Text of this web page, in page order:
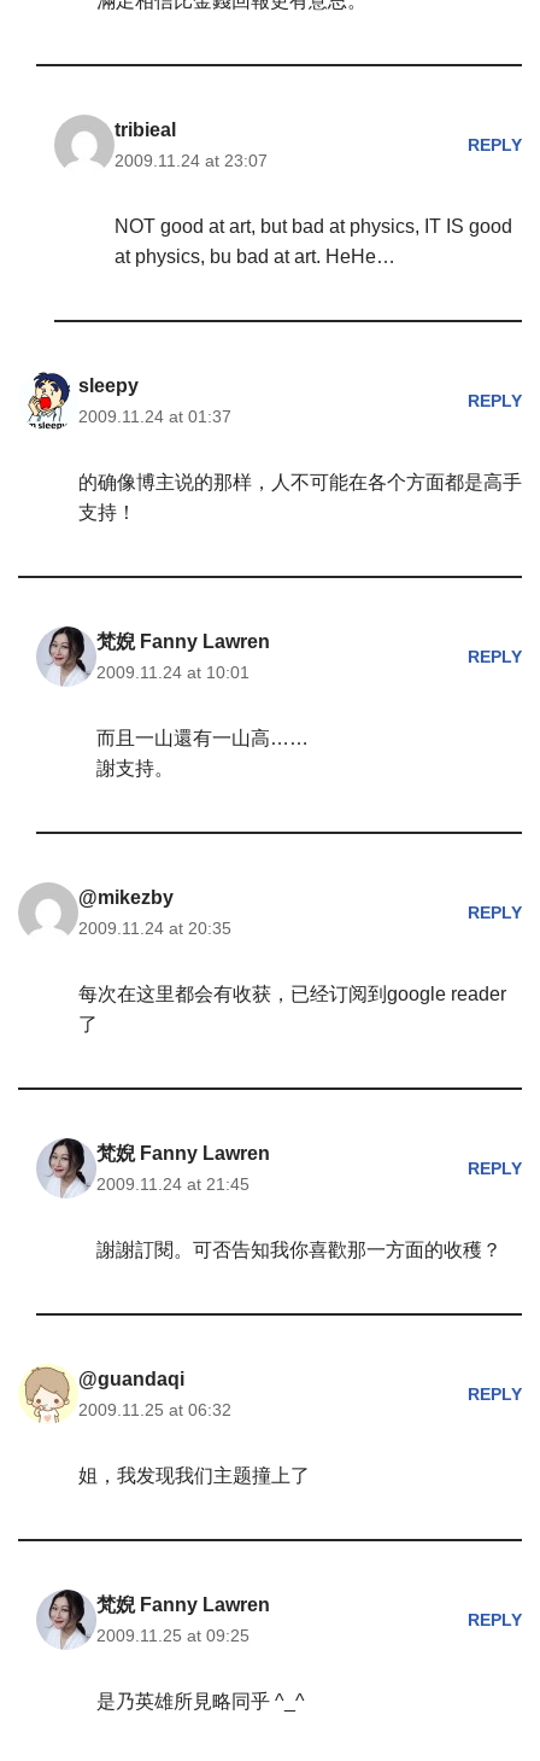
tribieal
2009.11.24 at 23:07
REPLY
NOT good at art, but bad at physics, IT IS good
at physics, bu bad at art. HeHe…
sleepy
2009.11.24 at 01:37
REPLY
的确像博主说的那样，人不可能在各个方面都是高手
支持！
梵婗 Fanny Lawren
2009.11.24 at 10:01
REPLY
而且一山還有一山高……
謝支持。
@mikezby
2009.11.24 at 20:35
REPLY
每次在这里都会有收获，已经订阅到google reader
了
梵婗 Fanny Lawren
2009.11.24 at 21:45
REPLY
謝謝訂閱。可否告知我你喜歡那一方面的收穫？
@guandaqi
2009.11.25 at 06:32
REPLY
姐，我发现我们主题撞上了
梵婗 Fanny Lawren
2009.11.25 at 09:25
REPLY
是乃英雄所見略同乎 ^_^